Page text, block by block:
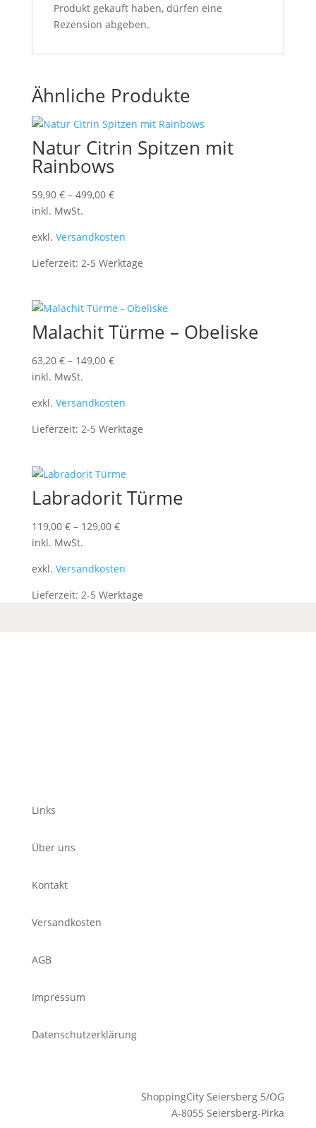
Produkt gekauft haben, dürfen eine
Rezension abgeben.
Ähnliche Produkte
Natur Citrin Spitzen mit
Rainbows
59,90 €– 499,00 €
inkl. MwSt.
exkl. Versandkosten
Lieferzeit: 2-5 Werktage
Malachit Türme – Obeliske
63,20 €– 149,00 €
inkl. MwSt.
exkl. Versandkosten
Lieferzeit: 2-5 Werktage
Labradorit Türme
119,00 €– 129,00 €
inkl. MwSt.
exkl. Versandkosten
Lieferzeit: 2-5 Werktage
Links
Über uns
Kontakt
Versandkosten
AGB
Impressum
Datenschutzerklärung
ShoppingCity Seiersberg 5/OG
A-8055 Seiersberg-Pirka